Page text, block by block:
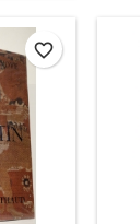
favorite_border